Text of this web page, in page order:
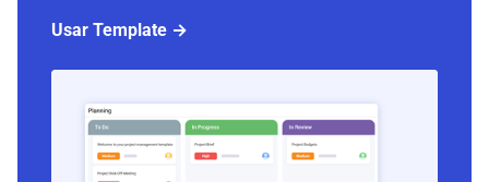
Usar Template →